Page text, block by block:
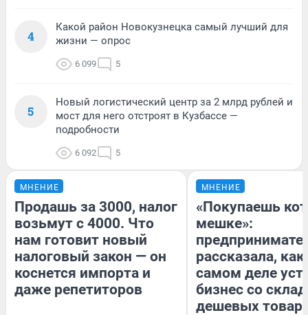
4
Какой район Новокузнецка самый лучший для
жизни — опрос
6 099 5
5
Новый логистический центр за 2 млрд рублей и
мост для него отстроят в Кузбассе —
подробности
6 092 5
МНЕНИЕ
Продашь за 3000, налог
возьмут с 4000. Что
нам готовит новый
налоговый закон — он
коснется импорта и
даже репетиторов
МНЕНИЕ
«Покупаешь
мешке»:
рассказала, как
самом деле
бизнес со
дешевых